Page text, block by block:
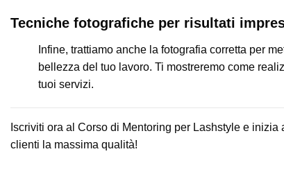
Tecniche fotografiche per risultati
Infine, trattiamo anche la fotografia corretta per
bellezza del tuo lavoro. Ti mostreremo come
tuoi servizi.
Iscriviti ora al Corso di Mentoring per Lashstyle e
clienti la massima qualità!